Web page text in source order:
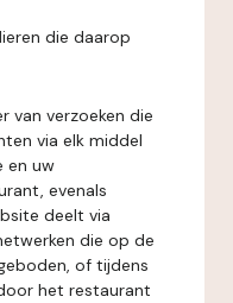
die daarop
van verzoeken die
via elk middel
en uw
evenals
deelt via
die op de
of tijdens
het restaurant